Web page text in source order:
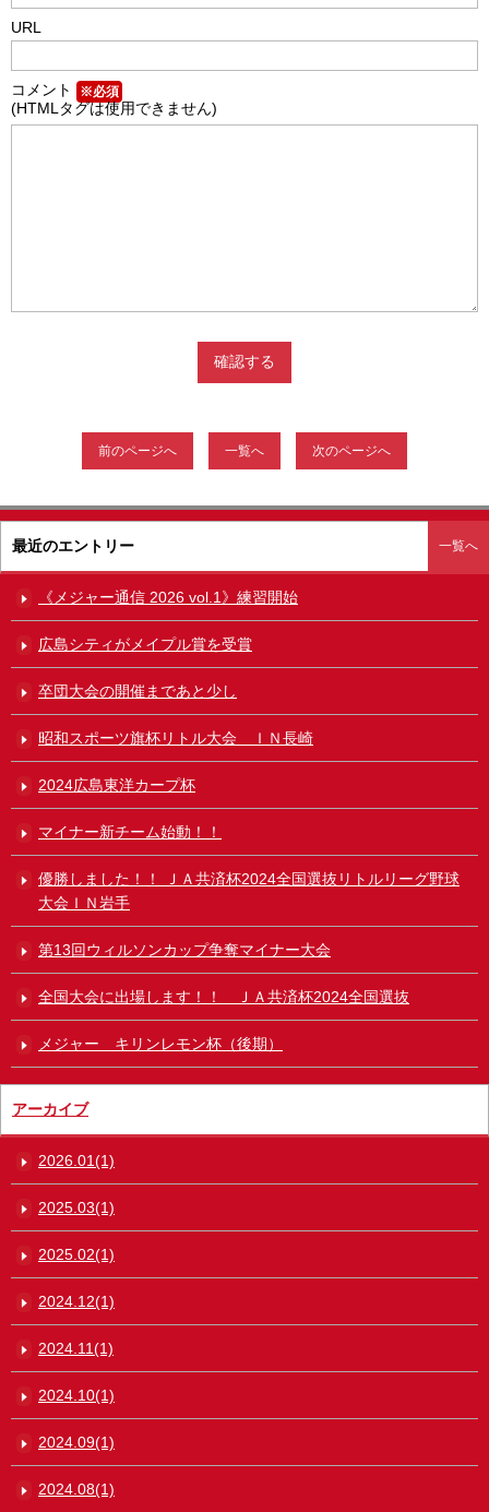
URL
コメント ※必須
(HTMLタグは使用できません)
前のページへ 一覧へ 次のページへ
最近のエントリー 一覧へ
《メジャー通信 2026 vol.1》練習開始
広島シティがメイプル賞を受賞
卒団大会の開催まであと少し
昭和スポーツ旗杯リトル大会 ＩＮ長崎
2024広島東洋カープ杯
マイナー新チーム始動！！
優勝しました！！ ＪＡ共済杯2024全国選抜リトルリーグ野球
大会ＩＮ岩手
第13回ウィルソンカップ争奪マイナー大会
全国大会に出場します！！ ＪＡ共済杯2024全国選抜
メジャー キリンレモン杯（後期）
アーカイブ
2026.01(1)
2025.03(1)
2025.02(1)
2024.12(1)
2024.11(1)
2024.10(1)
2024.09(1)
2024.08(1)